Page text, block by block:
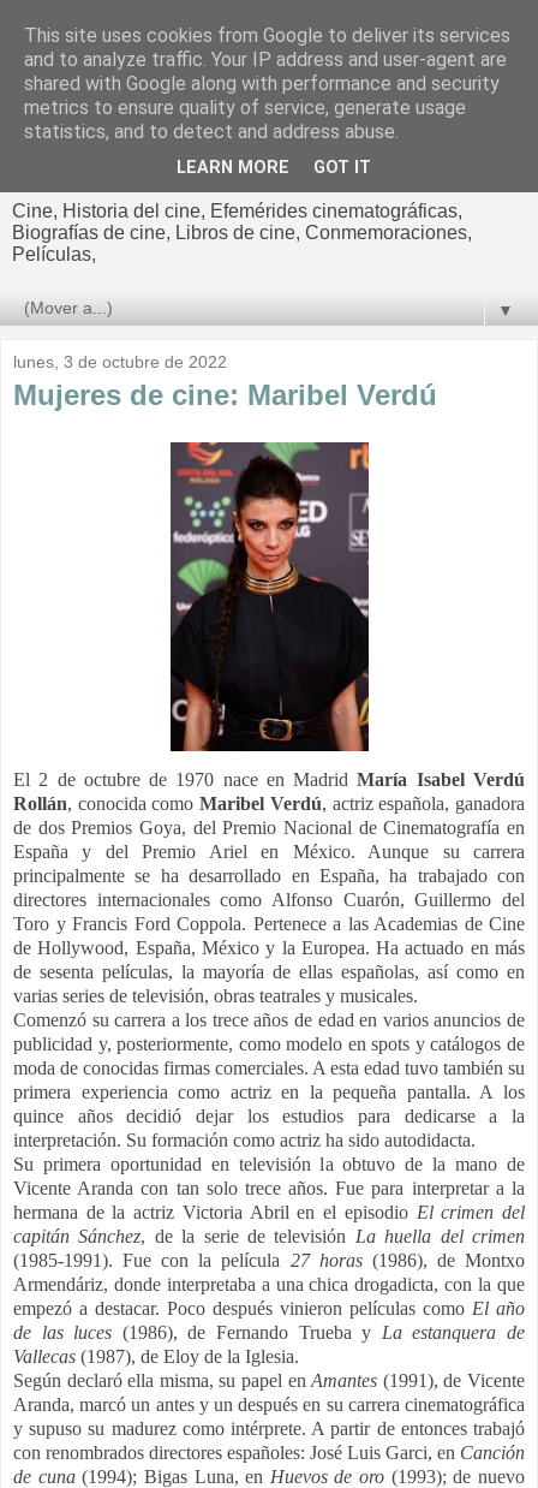
El cultural
cinematográfico de Jorge
Cine, Historia del cine, Efemérides cinematográficas,
Biografías de cine, Libros de cine, Conmemoraciones,
Películas,
▼
lunes, 3 de octubre de 2022
Mujeres de cine: Maribel Verdú
El 2 de octubre de 1970 nace en MadridMaría Isabel Verdú
Rollán, conocida comoMaribel Verdú, actriz española, ganadora
de dos Premios Goya, del Premio Nacional de Cinematografía en
España y del Premio Ariel en México. Aunque su carrera
principalmente se ha desarrollado en España, ha trabajado con
directores internacionales como Alfonso Cuarón, Guillermo del
Toro y Francis Ford Coppola. Pertenece a las Academias de Cine
de Hollywood, España, México y la Europea.Ha actuado en más
de sesenta películas, la mayoría de ellas españolas, así como en
varias series de televisión, obras teatrales y musicales.
Comenzó su carrera a los trece años de edad en varios anuncios de
publicidad y, posteriormente, como modelo en spots y catálogos de
moda de conocidas firmas comerciales. A esta edad tuvo también su
primera experiencia como actriz en la pequeña pantalla. A los
quince años decidió dejar los estudios para dedicarse a la
interpretación. Su formación como actriz ha sido autodidacta.
Su primera oportunidad en televisión la obtuvo de la mano de
Vicente Aranda con tan solo trece años. Fue para interpretar a la
hermana de la actriz Victoria Abril en el episodio El crimen del
capitán Sánchez, de la serie de televisión La huella del crimen
(1985-1991).​ Fue con la película 27 horas (1986), de Montxo
Armendáriz, donde interpretaba a una chica drogadicta, con la que
empezó a destacar. Poco después vinieron películas como El año
de las luces (1986), de Fernando Trueba y La estanquera de
Vallecas (1987), de Eloy de la Iglesia.
Según declaró ella misma, su papel enAmantes (1991), de Vicente
Aranda, marcó un antes y un después en su carrera cinematográfica
y supuso su madurez como intérprete. A partir de entonces trabajó
con renombrados directores españoles: José Luis Garci, en Canción
de cuna(1994); Bigas Luna, en Huevos de oro (1993); de nuevo
This site uses cookies from Google to deliver its services
and to analyze traffic. Your IP address and user-agent are
shared with Google along with performance and security
metrics to ensure quality of service, generate usage
statistics, and to detect and address abuse.
LEARN MORE GOT IT